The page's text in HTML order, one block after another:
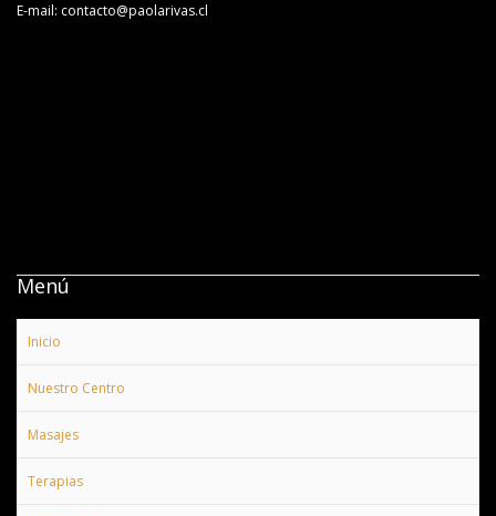
E-mail: contacto@paolarivas.cl
Menú
Inicio
Nuestro Centro
Masajes
Terapias